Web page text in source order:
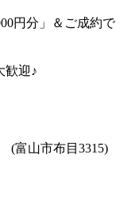
円分」＆ご成約で
歓迎♪
(富山市布目3315)